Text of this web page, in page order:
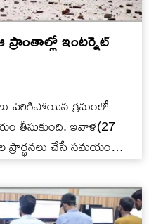
ప్రాంతాల్లో ఇంటర్నెట్
పెరిగిపోయిన క్రమంలో
తీసుకుంది. ఇవాళ(27
ప్రార్థనలు చేసే సమయం